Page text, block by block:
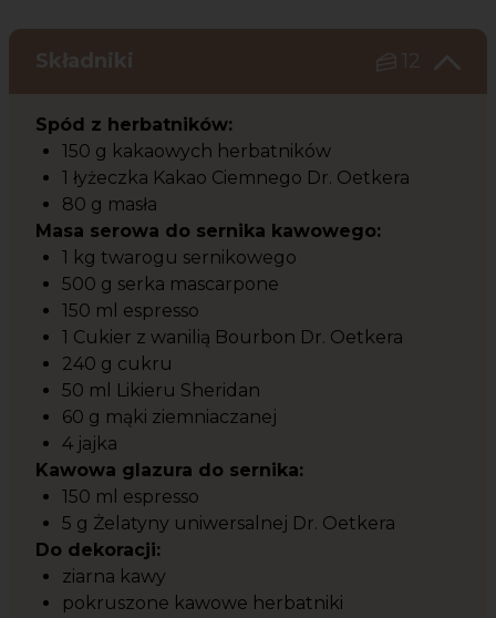
Składniki 12
Spód z herbatników:
150 g kakaowych herbatników
1 łyżeczka Kakao Ciemnego Dr. Oetkera
80 g masła
Masa serowa do sernika kawowego:
1 kg twarogu sernikowego
500 g serka mascarpone
150 ml espresso
1 Cukier z wanilią Bourbon Dr. Oetkera
240 g cukru
50 ml Likieru Sheridan
60 g mąki ziemniaczanej
4 jajka
Kawowa glazura do sernika:
150 ml espresso
5 g Żelatyny uniwersalnej Dr. Oetkera
Do dekoracji:
ziarna kawy
pokruszone kawowe herbatniki